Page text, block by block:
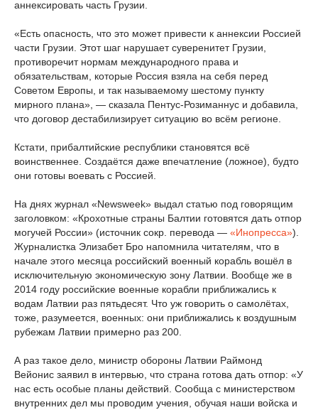
аннексировать часть Грузии.
«Есть опасность, что это может привести к аннексии Россией
части Грузии. Этот шаг нарушает суверенитет Грузии,
противоречит нормам международного права и
обязательствам, которые Россия взяла на себя перед
Советом Европы, и так называемому шестому пункту
мирного плана», — сказала Пентус-Розиманнус и добавила,
что договор дестабилизирует ситуацию во всём регионе.
Кстати, прибалтийские республики становятся всё
воинственнее. Создаётся даже впечатление (ложное), будто
они готовы воевать с Россией.
На днях журнал «Newsweek» выдал статью под говорящим
заголовком: «Крохотные страны Балтии готовятся дать отпор
могучей России» (источник сокр. перевода — «Инопресса»).
Журналистка Элизабет Бро напомнила читателям, что в
начале этого месяца российский военный корабль вошёл в
исключительную экономическую зону Латвии. Вообще же в
2014 году российские военные корабли приближались к
водам Латвии раз пятьдесят. Что уж говорить о самолётах,
тоже, разумеется, военных: они приближались к воздушным
рубежам Латвии примерно раз 200.
А раз такое дело, министр обороны Латвии Раймонд
Вейонис заявил в интервью, что страна готова дать отпор: «У
нас есть особые планы действий. Сообща с министерством
внутренних дел мы проводим учения, обучая наши войска и